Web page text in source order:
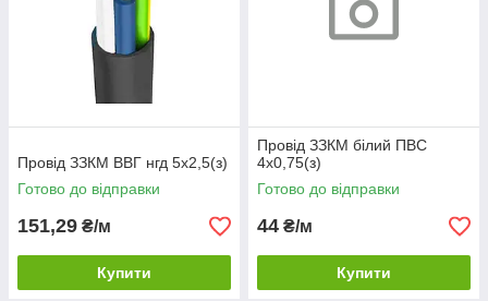
Провід ЗЗКМ ВВГ нгд 5х2,5(з)
Готово до відправки
151,29 ₴/м
Купити
Провід ЗЗКМ білий ПВС
4х0,75(з)
Готово до відправки
44 ₴/м
Купити